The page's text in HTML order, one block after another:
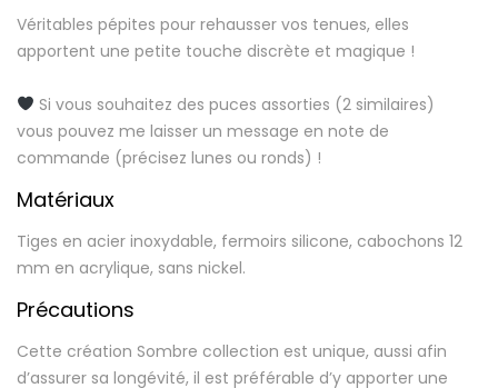
Véritables pépites pour rehausser vos tenues, elles
apportent une petite touche discrète et magique !
Si vous souhaitez des puces assorties (2 similaires)
vous pouvez me laisser un message en note de
commande (précisez lunes ou ronds) !
Matériaux
Tiges en acier inoxydable, fermoirs silicone, cabochons 12
mm en acrylique, sans nickel.
Précautions
Cette création Sombre collection est unique, aussi afin
d’assurer sa longévité, il est préférable d’y apporter une